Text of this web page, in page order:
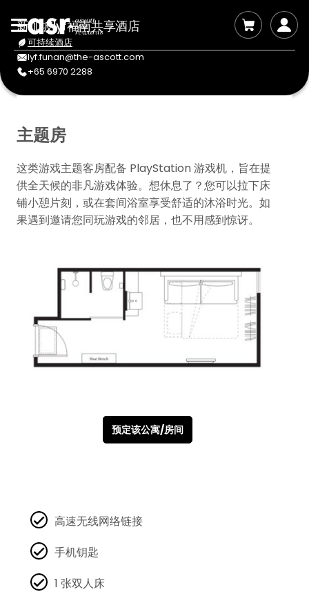
新加坡lyf福南共享酒店
可持续酒店
lyf.funan@the-ascott.com
+65 6970 2288
主题房
这类游戏主题客房配备 PlayStation 游戏机，旨在提
供全天候的非凡游戏体验。想休息了？您可以拉下床
铺小憩片刻，或在套间浴室享受舒适的沐浴时光。如
果遇到邀请您同玩游戏的邻居，也不用感到惊讶。
预定该公寓/房间
高速无线网络链接
手机钥匙
1 张双人床